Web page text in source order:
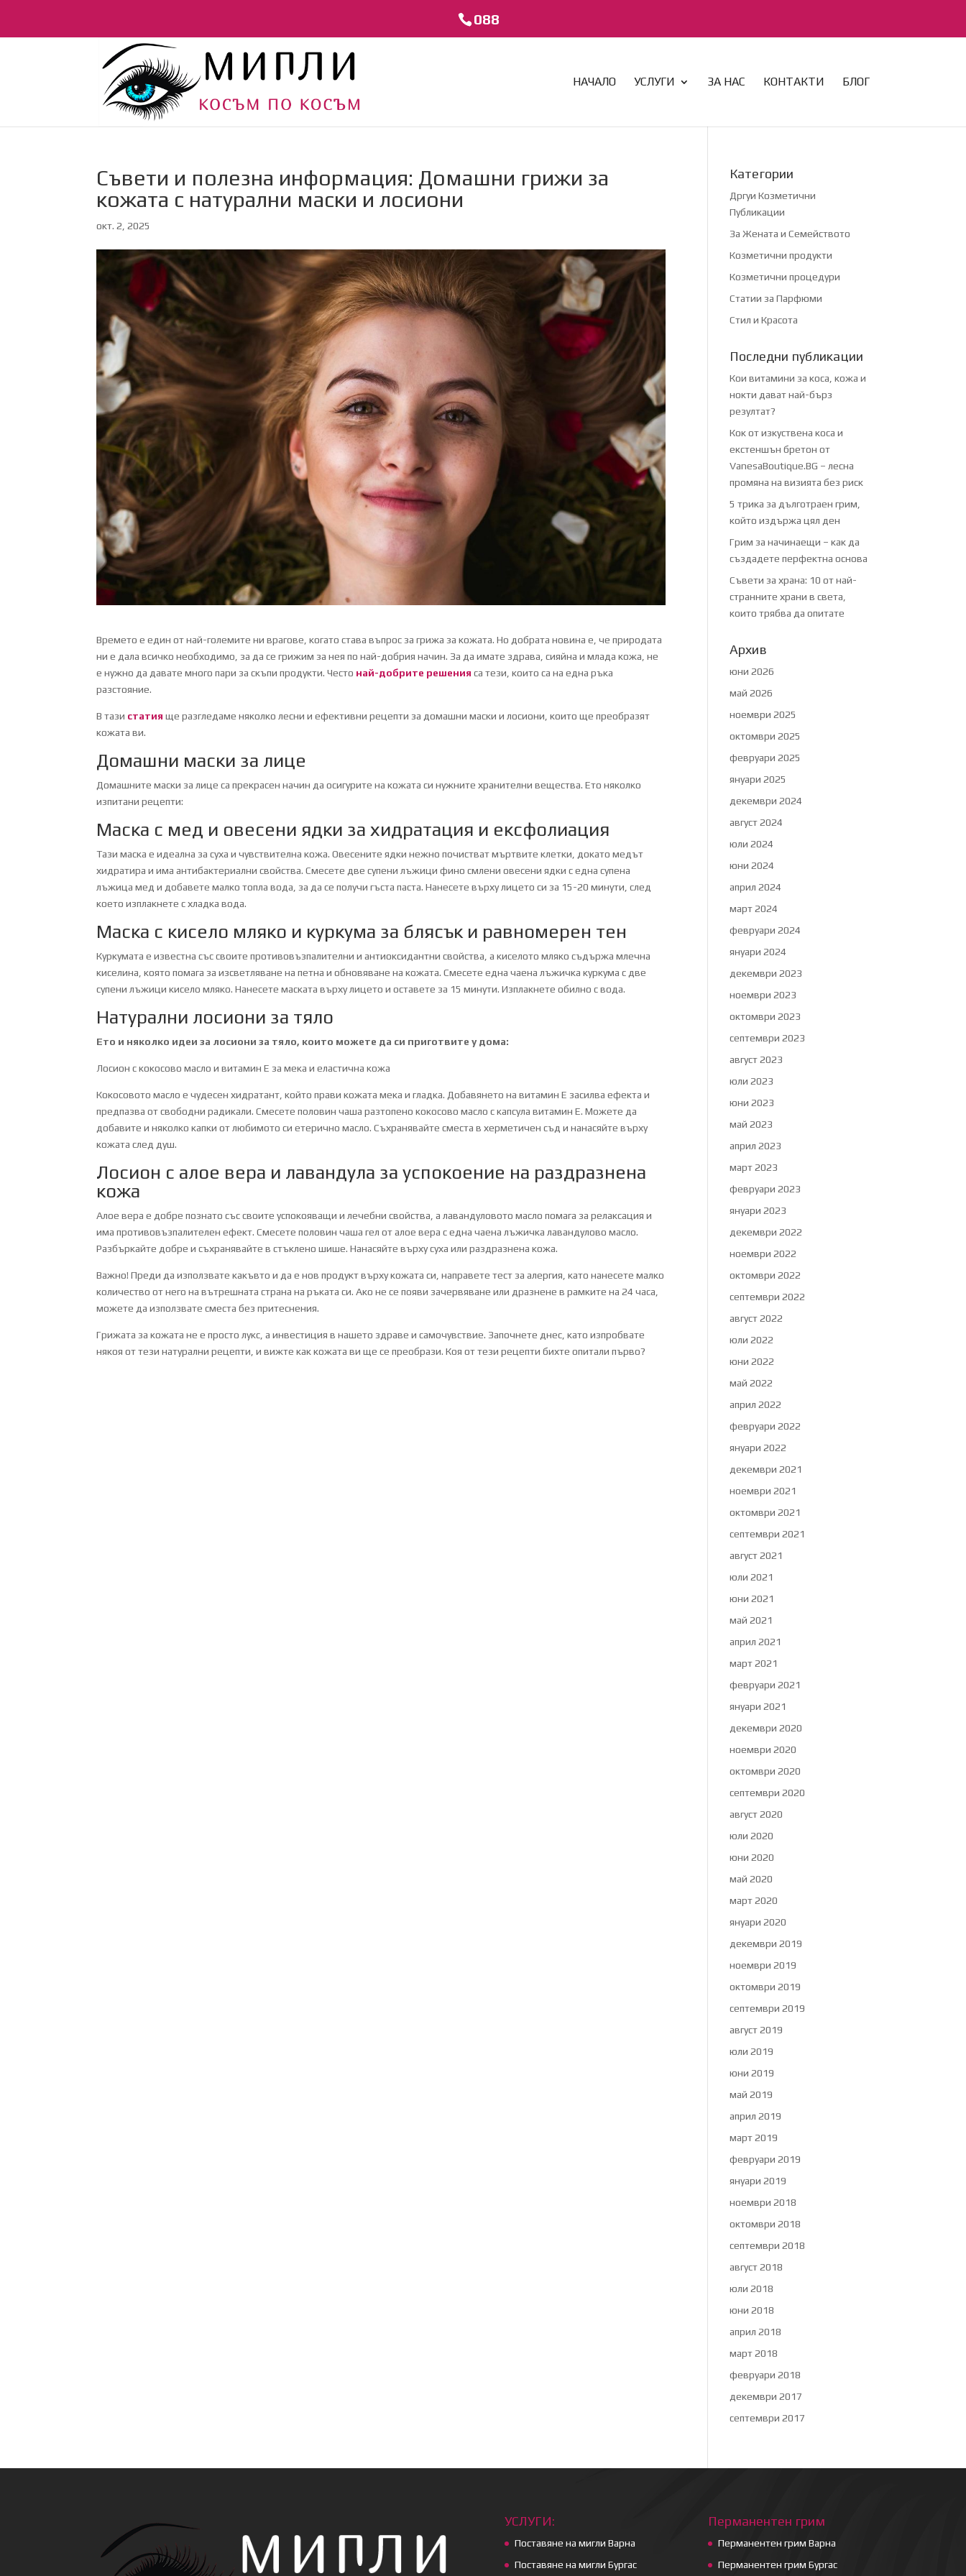
088
НАЧАЛО УСЛУГИ ЗА НАС КОНТАКТИ БЛОГ
Съвети и полезна информация: Домашни грижи за
кожата с натурални маски и лосиони
окт. 2, 2025
Времето е един от най-големите ни врагове, когато става въпрос за грижа за кожата. Но добрата новина е, че природата
ни е дала всичко необходимо, за да се грижим за нея по най-добрия начин. За да имате здрава, сияйна и млада кожа, не
е нужно да давате много пари за скъпи продукти. Често най-добрите решения са тези, които са на една ръка
разстояние.
В тази статия ще разгледаме няколко лесни и ефективни рецепти за домашни маски и лосиони, които ще преобразят
кожата ви.
Домашни маски за лице
Домашните маски за лице са прекрасен начин да осигурите на кожата си нужните хранителни вещества. Ето няколко
изпитани рецепти:
Маска с мед и овесени ядки за хидратация и ексфолиация
Тази маска е идеална за суха и чувствителна кожа. Овесените ядки нежно почистват мъртвите клетки, докато медът
хидратира и има антибактериални свойства. Смесете две супени лъжици фино смлени овесени ядки с една супена
лъжица мед и добавете малко топла вода, за да се получи гъста паста. Нанесете върху лицето си за 15-20 минути, след
което изплакнете с хладка вода.
Маска с кисело мляко и куркума за блясък и равномерен тен
Куркумата е известна със своите противовъзпалителни и антиоксидантни свойства, а киселото мляко съдържа млечна
киселина, която помага за изсветляване на петна и обновяване на кожата. Смесете една чаена лъжичка куркума с две
супени лъжици кисело мляко. Нанесете маската върху лицето и оставете за 15 минути. Изплакнете обилно с вода.
Натурални лосиони за тяло
Ето и няколко идеи за лосиони за тяло, които можете да си приготвите у дома:
Лосион с кокосово масло и витамин Е за мека и еластична кожа
Кокосовото масло е чудесен хидратант, който прави кожата мека и гладка. Добавянето на витамин Е засилва ефекта и
предпазва от свободни радикали. Смесете половин чаша разтопено кокосово масло с капсула витамин Е. Можете да
добавите и няколко капки от любимото си етерично масло. Съхранявайте сместа в херметичен съд и нанасяйте върху
кожата след душ.
Лосион с алое вера и лавандула за успокоение на раздразнена
кожа
Алое вера е добре познато със своите успокояващи и лечебни свойства, а лавандуловото масло помага за релаксация и
има противовъзпалителен ефект. Смесете половин чаша гел от алое вера с една чаена лъжичка лавандулово масло.
Разбъркайте добре и съхранявайте в стъклено шише. Нанасяйте върху суха или раздразнена кожа.
Важно! Преди да използвате какъвто и да е нов продукт върху кожата си, направете тест за алергия, като нанесете малко
количество от него на вътрешната страна на ръката си. Ако не се появи зачервяване или дразнене в рамките на 24 часа,
можете да използвате сместа без притеснения.
Грижата за кожата не е просто лукс, а инвестиция в нашето здраве и самочувствие. Започнете днес, като изпробвате
някоя от тези натурални рецепти, и вижте как кожата ви ще се преобрази. Коя от тези рецепти бихте опитали първо?
Категории
Дргуи Козметични
Публикации
За Жената и Семейството
Козметични продукти
Козметични процедури
Статии за Парфюми
Стил и Красота
Последни публикации
Кои витамини за коса, кожа и
нокти дават най-бърз
резултат?
Кок от изкуствена коса и
екстеншън бретон от
VanesaBoutique.BG – лесна
промяна на визията без риск
5 трика за дълготраен грим,
който издържа цял ден
Грим за начинаещи – как да
създадете перфектна основа
Съвети за храна: 10 от най-
странните храни в света,
които трябва да опитате
Архив
юни 2026
май 2026
ноември 2025
октомври 2025
февруари 2025
януари 2025
декември 2024
август 2024
юли 2024
юни 2024
април 2024
март 2024
февруари 2024
януари 2024
декември 2023
ноември 2023
октомври 2023
септември 2023
август 2023
юли 2023
юни 2023
май 2023
април 2023
март 2023
февруари 2023
януари 2023
декември 2022
ноември 2022
октомври 2022
септември 2022
август 2022
юли 2022
юни 2022
май 2022
април 2022
февруари 2022
януари 2022
декември 2021
ноември 2021
октомври 2021
септември 2021
август 2021
юли 2021
юни 2021
май 2021
април 2021
март 2021
февруари 2021
януари 2021
декември 2020
ноември 2020
октомври 2020
септември 2020
август 2020
юли 2020
юни 2020
май 2020
март 2020
януари 2020
декември 2019
ноември 2019
октомври 2019
септември 2019
август 2019
юли 2019
юни 2019
май 2019
април 2019
март 2019
февруари 2019
януари 2019
ноември 2018
октомври 2018
септември 2018
август 2018
юли 2018
юни 2018
април 2018
март 2018
февруари 2018
декември 2017
септември 2017
УСЛУГИ:
Поставяне на мигли Варна
Поставяне на мигли Бургас
Перманентен грим
Перманентен грим Варна
Перманентен грим Бургас